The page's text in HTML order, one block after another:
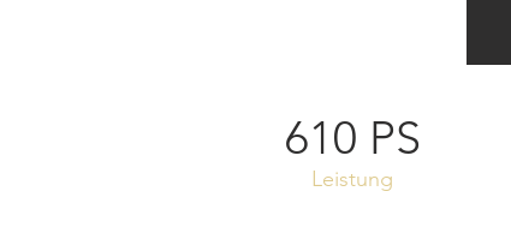
610 PS
Leistung